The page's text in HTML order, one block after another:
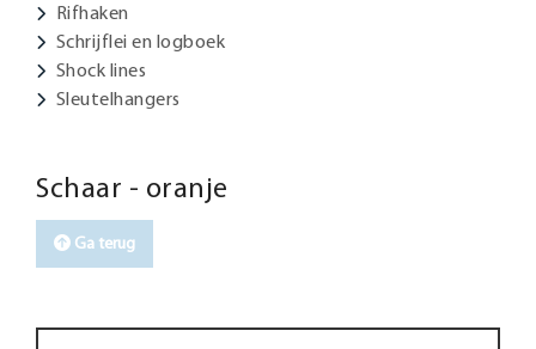
Rifhaken
Schrijflei en logboek
Shock lines
Sleutelhangers
Schaar - oranje
Ga terug